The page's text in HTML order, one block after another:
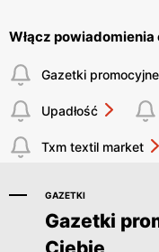
Włącz
Gazetki promocyjne
Upadłość
Txm textil market
GAZETKI
Gazetki